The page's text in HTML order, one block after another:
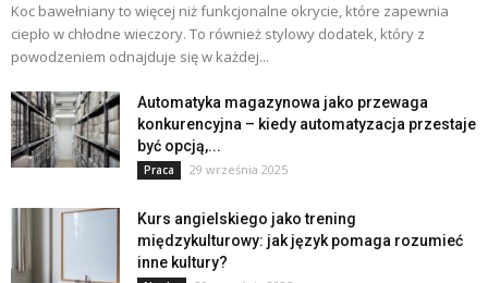
Koc bawełniany to więcej niż funkcjonalne okrycie, które zapewnia
ciepło w chłodne wieczory. To również stylowy dodatek, który z
powodzeniem odnajduje się w każdej...
Automatyka magazynowa jako przewaga
konkurencyjna – kiedy automatyzacja przestaje
być opcją,...
Praca 29 września 2025
Kurs angielskiego jako trening
międzykulturowy: jak język pomaga rozumieć
inne kultury?